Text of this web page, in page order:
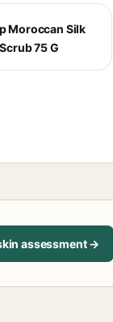
Moroccan Silk
75 G
assessment →